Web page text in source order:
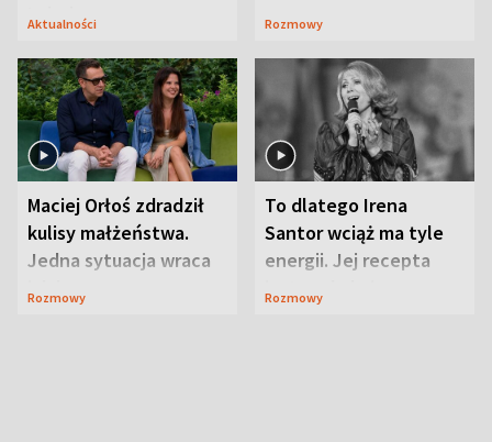
Lubelszczyzna
Aktualności Rozmowy
Maciej Orłoś zdradził
kulisy małżeństwa.
Jedna sytuacja wraca
jak bumerang
Rozmowy
To dlatego Irena
Santor wciąż ma tyle
energii. Jej recepta
jest zaskakująco
Rozmowy